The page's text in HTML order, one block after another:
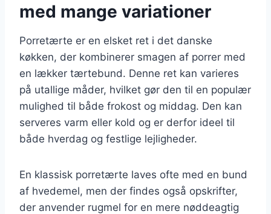
med mange variationer
Porretærte er en elsket ret i det danske
køkken, der kombinerer smagen af porrer med
en lækker tærtebund. Denne ret kan varieres
på utallige måder, hvilket gør den til en populær
mulighed til både frokost og middag. Den kan
serveres varm eller kold og er derfor ideel til
både hverdag og festlige lejligheder.
En klassisk porretærte laves ofte med en bund
af hvedemel, men der findes også opskrifter,
der anvender rugmel for en mere nøddeagtig